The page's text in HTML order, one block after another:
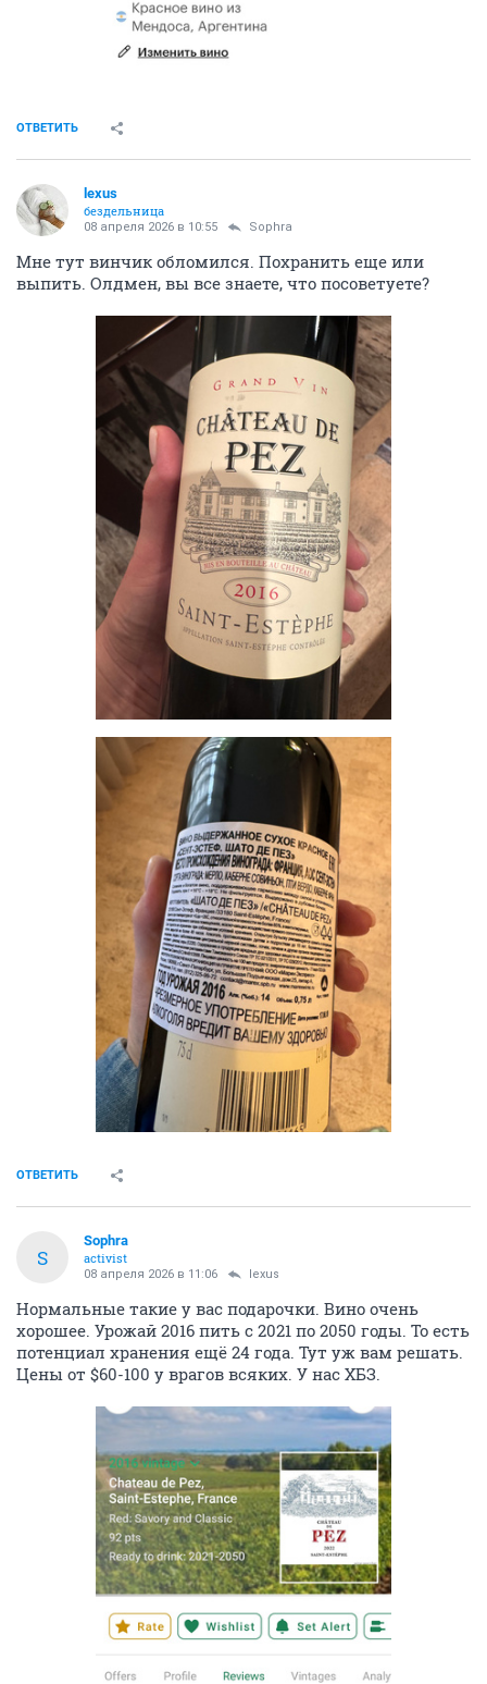
ОТВЕТИТЬ
lexus
бездельница
08 апреля 2026 в 10:55 Sophra
Мне тут винчик обломился. Похранить еще или
выпить. Олдмен, вы все знаете, что посоветуете?
ОТВЕТИТЬ
S
Sophra
activist
08 апреля 2026 в 11:06 lexus
Нормальные такие у вас подарочки. Вино очень
хорошее. Урожай 2016 пить с 2021 по 2050 годы. То есть
потенциал хранения ещё 24 года. Тут уж вам решать.
Цены от $60-100 у врагов всяких. У нас ХБЗ.